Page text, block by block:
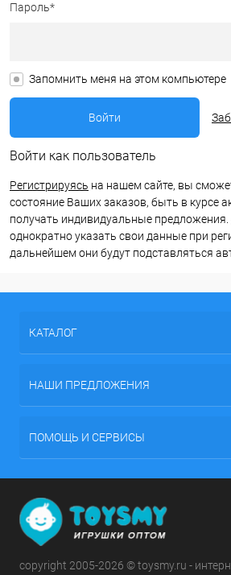
Пароль*
Запомнить меня на этом компьютере
Войти как пользователь
Регистрируясь на нашем сайте, вы
состояние Ваших заказов, быть в курсе
получать индивидуальные
однократно указать свои данные при
дальнейшем они будут подставляться
КАТАЛОГ
НАШИ ПРЕДЛОЖЕНИЯ
ПОМОЩЬ И СЕРВИСЫ
copyright 2005-2026 © toysmy.ru -